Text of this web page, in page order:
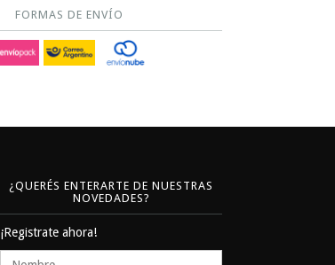
FORMAS DE ENVÍO
¿QUERÉS ENTERARTE DE NUESTRAS
NOVEDADES?
¡Registrate ahora!